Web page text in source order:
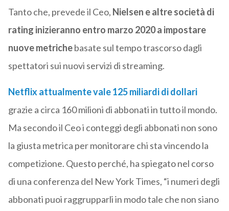
Tanto che, prevede il Ceo, Nielsen e altre società di
rating inizieranno entro marzo 2020 a impostare
nuove metrichebasate sul tempo trascorso dagli
spettatori sui nuovi servizi di streaming.
Netflix attualmente vale 125 miliardi di dollari
grazie a circa 160 milioni di abbonati in tutto il mondo.
Ma secondo il Ceo i conteggi degli abbonati non sono
la giusta metrica per monitorare chi sta vincendo la
competizione. Questo perché, ha spiegato nel corso
di una conferenza del New York Times, “i numeri degli
abbonati puoi raggrupparli in modo tale che non siano